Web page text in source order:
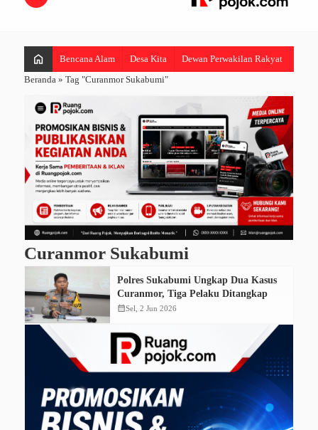
home Bencana Alam Desa Kita Dewan Perwakilan Rakyat
Beranda » Tag "Curanmor Sukabumi"
Curanmor Sukabumi
Polres Sukabumi Ungkap Dua Kasus
Curanmor, Tiga Pelaku Ditangkap
calendar_monthSel, 2 Jun 2026